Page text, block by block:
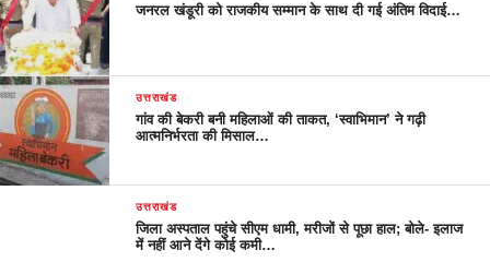
जनरल खंडूरी को राजकीय सम्मान के साथ दी गई अंतिम विदाई…
उत्तराखंड
गांव की बेकरी बनी महिलाओं की ताकत, ‘स्वाभिमान’ ने गढ़ी
आत्मनिर्भरता की मिसाल…
उत्तराखंड
जिला अस्पताल पहुंचे सीएम धामी, मरीजों से पूछा हाल; बोले- इलाज
में नहीं आने देंगे कोई कमी…